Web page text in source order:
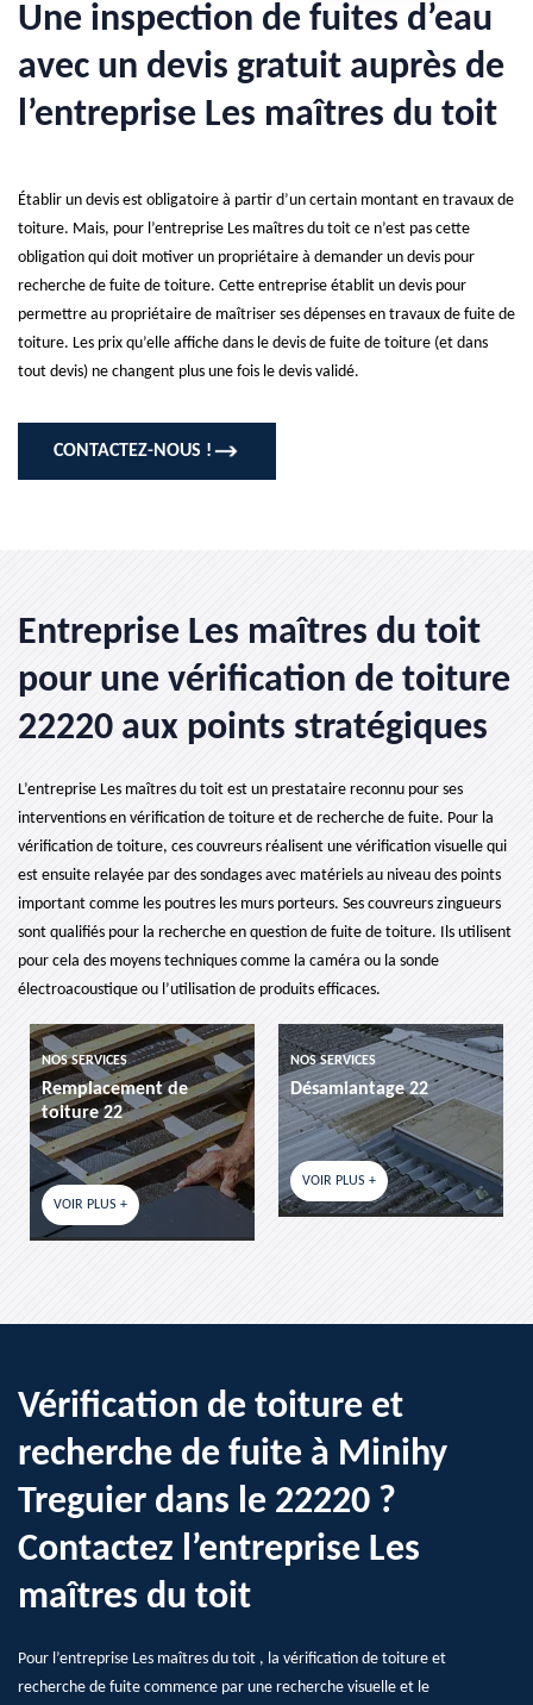
Une inspection de fuites d’eau
avec un devis gratuit auprès de
l’entreprise Les maîtres du toit
Établir un devis est obligatoire à partir d’un certain montant en travaux de
toiture. Mais, pour l’entreprise Les maîtres du toit ce n’est pas cette
obligation qui doit motiver un propriétaire à demander un devis pour
recherche de fuite de toiture. Cette entreprise établit un devis pour
permettre au propriétaire de maîtriser ses dépenses en travaux de fuite de
toiture. Les prix qu’elle affiche dans le devis de fuite de toiture (et dans
tout devis) ne changent plus une fois le devis validé.
CONTACTEZ-NOUS !
Entreprise Les maîtres du toit
pour une vérification de toiture
22220 aux points stratégiques
L’entreprise Les maîtres du toit est un prestataire reconnu pour ses
interventions en vérification de toiture et de recherche de fuite. Pour la
vérification de toiture, ces couvreurs réalisent une vérification visuelle qui
est ensuite relayée par des sondages avec matériels au niveau des points
important comme les poutres les murs porteurs. Ses couvreurs zingueurs
sont qualifiés pour la recherche en question de fuite de toiture. Ils utilisent
pour cela des moyens techniques comme la caméra ou la sonde
électroacoustique ou l’utilisation de produits efficaces.
NOS SERVICES
Remplacement de
toiture 22
VOIR PLUS +
NOS SERVICES
Désamiantage 22
VOIR PLUS +
Vérification de toiture et
recherche de fuite à Minihy
Treguier dans le 22220 ?
Contactez l’entreprise Les
maîtres du toit
Pour l’entreprise Les maîtres du toit , la vérification de toiture et
recherche de fuite commence par une recherche visuelle et le